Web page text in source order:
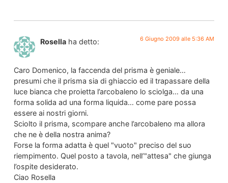
Rosella ha detto: 6 Giugno 2009 alle 5:36 AM
Caro Domenico, la faccenda del prisma è geniale…
presumi che il prisma sia di ghiaccio ed il trapassare della
luce bianca che proietta l’arcobaleno lo sciolga… da una
forma solida ad una forma liquida… come pare possa
essere ai nostri giorni.
Sciolto il prisma, scompare anche l’arcobaleno ma allora
che ne è della nostra anima?
Forse la forma adatta è quel "vuoto" preciso del suo
riempimento. Quel posto a tavola, nell’"attesa" che giunga
l’ospite desiderato.
Ciao Rosella